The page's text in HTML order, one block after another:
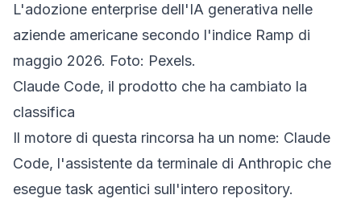
L'adozione enterprise dell'IA generativa nelle
aziende americane secondo l'indice Ramp di
maggio 2026. Foto: Pexels.
Claude Code, il prodotto che ha cambiato la
classifica
Il motore di questa rincorsa ha un nome: Claude
Code, l'assistente da terminale di Anthropic che
esegue task agentici sull'intero repository.